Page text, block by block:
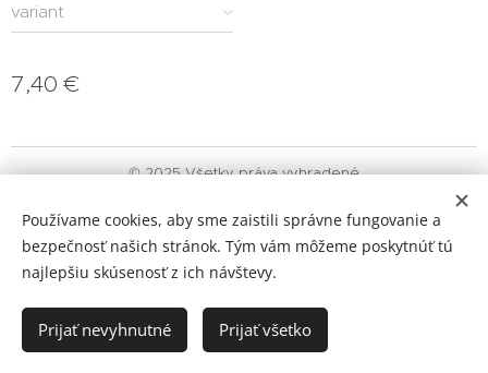
variant
7,40 €
Vypredané
© 2025 Všetky práva vyhradené
Reklamačný
poriadok
Cookies
Používame cookies, aby sme zaistili správne fungovanie a
bezpečnosť našich stránok. Tým vám môžeme poskytnúť tú
najlepšiu skúsenosť z ich návštevy.
Prijať nevyhnutné Prijať všetko